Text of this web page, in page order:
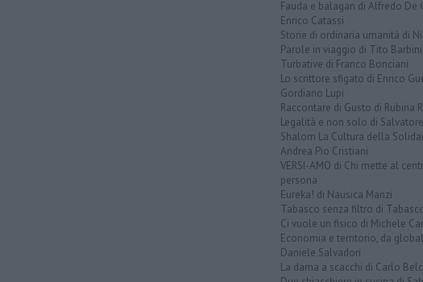
Fauda e balagan di Alfredo De
Enrico Catassi
Storie di ordinaria umanità di
Parole in viaggio di Tito Barbini
Turbative di Franco Bonciani
Lo scrittore sfigato di Enrico
Gordiano Lupi
Raccontare di Gusto di Rubina
Legalità e non solo di
Shalom La Cultura della
Andrea Pio Cristiani
VERSI-AMO di Chi mette al
persona
Eureka! di Nausica Manzi
Tabasco senza filtro di
Ci vuole un fisico di Michele
Economia e territorio, da
Daniele Salvadori
La dama a scacchi di Carlo